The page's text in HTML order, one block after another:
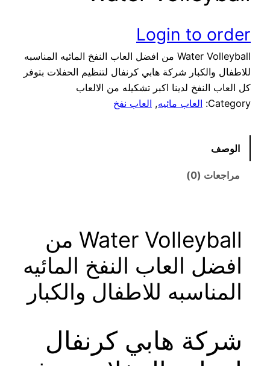
Login to order
Water Volleyball من افضل العاب النفخ المائيه المناسبه
للاطفال والكبار شركة هابي كرنفال لتنظيم الحفلات بتوفر
كل العاب النفخ لدينا اكبر تشكيله من الالعاب
Category: العاب مائيه, العاب نفخ
الوصف
مراجعات (0)
Water Volleyball من
افضل العاب النفخ المائيه
المناسبه للاطفال والكبار
شركة هابي كرنفال